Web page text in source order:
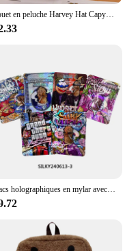
Jouet en peluche Harvey Hat Capybara, tortue de simulation, sac à dos, animaux en peluche, anneau de cercle de main de papa, pendentif de petite taille
Sacs holographiques en mylar avec fermeture éclair, 100 pièces, emballage pour cadeaux, fêtes de fin d'année, anniversaires, accessoires amusants, ensembles de jeux de bricolage